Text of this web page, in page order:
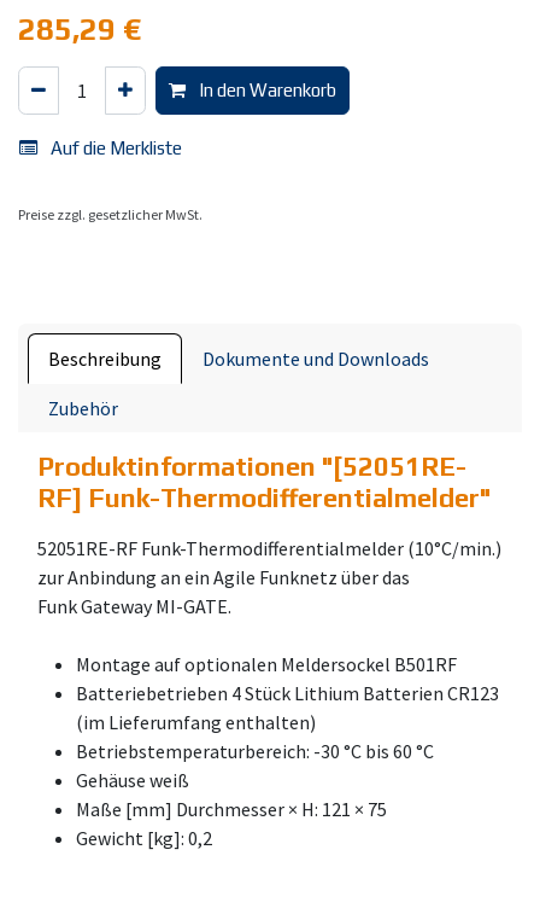
285,29 €
In den Warenkorb
Auf die Merkliste
Preise zzgl. gesetzlicher MwSt.
Beschreibung Dokumente und Downloads
Zubehör
Produktinformationen "[52051RE-
RF] Funk-Thermodifferentialmelder"
52051RE-RF Funk-Thermodifferentialmelder (10°C/min.)
zur Anbindung an ein Agile Funknetz über das
Funk Gateway MI-GATE.
Montage auf optionalen Meldersockel B501RF
Batteriebetrieben 4 Stück Lithium Batterien CR123
(im Lieferumfang enthalten)
Betriebstemperaturbereich: -30 °C bis 60 °C
Gehäuse weiß
Maße [mm] Durchmesser × H: 121 × 75
Gewicht [kg]: 0,2